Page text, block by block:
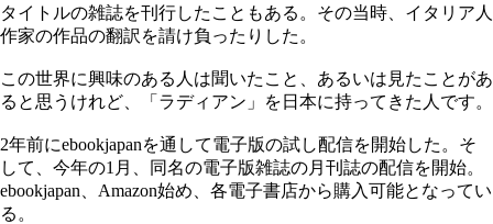
タイトルの雑誌を刊行したこともある。その当時、イタリア人
作家の作品の翻訳を請け負ったりした。
この世界に興味のある人は聞いたこと、あるいは見たことがあ
ると思うけれど、「ラディアン」を日本に持ってきた人です。
2年前にebookjapanを通して電子版の試し配信を開始した。そ
して、今年の1月、同名の電子版雑誌の月刊誌の配信を開始。
ebookjapan、Amazon始め、各電子書店から購入可能となってい
る。